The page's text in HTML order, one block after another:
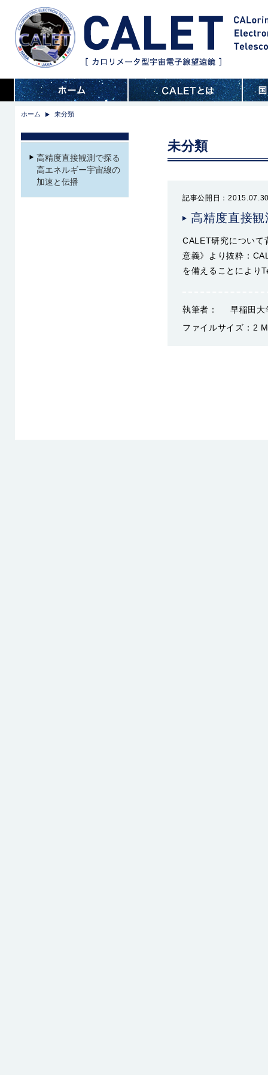
ホーム 未分類
未分類
記事公開日：
高精度直接
CALET研究について
意義》より抜粋：
を備えることにより
執筆者：
早稲田
ファイルサイズ： 2
高精度直接観測で探る
高エネルギー宇宙線の
加速と伝播